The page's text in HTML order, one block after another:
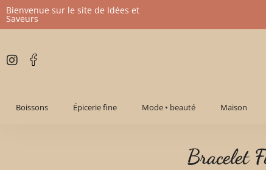
Aller
contenu
Bienvenue sur le site de Idées et
Saveurs
Boissons Épicerie fine Mode • beauté Maison
Bracelet